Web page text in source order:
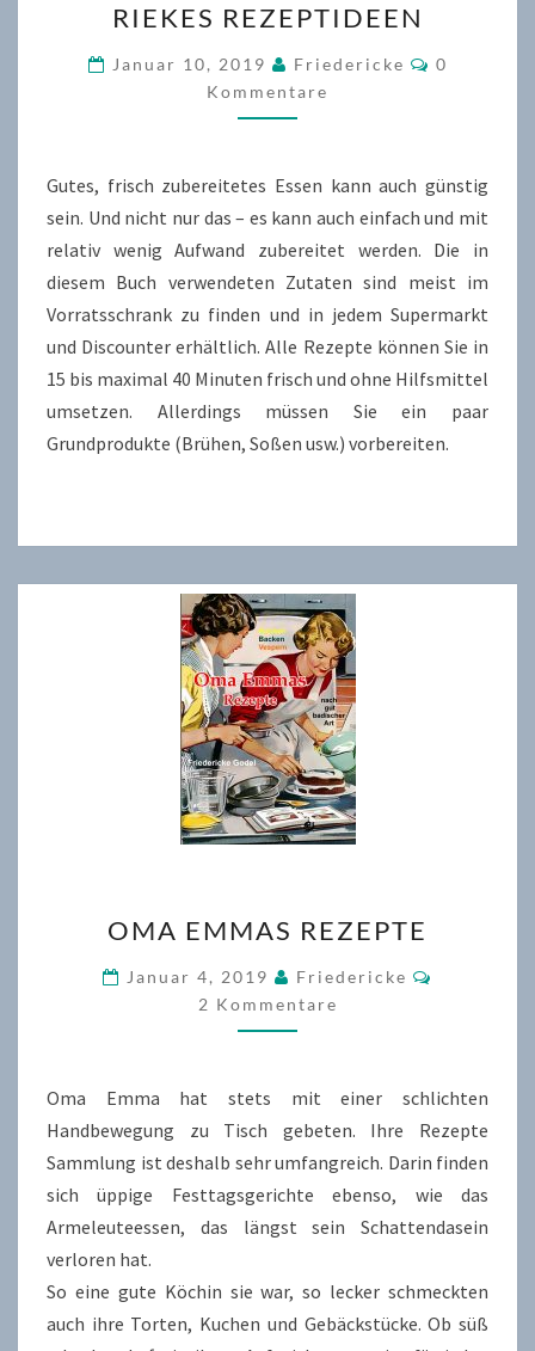
REZEPTIDEEN
RIEKES REZEPTIDEEN
Januar 10, 2019 Friedericke
0
Kommentare
Gutes, frisch zubereitetes Essen kann auch günstig
sein. Und nicht nur das – es kann auch einfach und mit
relativ wenig Aufwand zubereitet werden. Die in
diesem Buch verwendeten Zutaten sind meist im
Vorratsschrank zu finden und in jedem Supermarkt
und Discounter erhältlich. Alle Rezepte können Sie in
15 bis maximal 40 Minuten frisch und ohne Hilfsmittel
umsetzen. Allerdings müssen Sie ein paar
Grundprodukte (Brühen, Soßen usw.) vorbereiten.
EMMAS
REZEPTE
OMA EMMAS REZEPTE
Januar 4, 2019 Friedericke
2 Kommentare
Oma Emma hat stets mit einer schlichten
Handbewegung zu Tisch gebeten. Ihre Rezepte
Sammlung ist deshalb sehr umfangreich. Darin finden
sich üppige Festtagsgerichte ebenso, wie das
Armeleuteessen, das längst sein Schattendasein
verloren hat.
So eine gute Köchin sie war, so lecker schmeckten
auch ihre Torten, Kuchen und Gebäckstücke. Ob süß